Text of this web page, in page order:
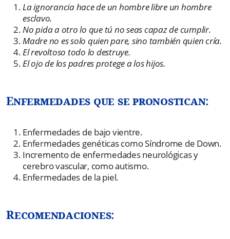
La ignorancia hace de un hombre libre un hombre
esclavo.
No pida a otro lo que tú no seas capaz de cumplir.
Madre no es solo quien pare, sino también quien cría.
El revoltoso todo lo destruye.
El ojo de los padres protege a los hijos.
Enfermedades que se pronostican:
Enfermedades de bajo vientre.
Enfermedades genéticas como Síndrome de Down.
Incremento de enfermedades neurológicas y
cerebro vascular, como autismo.
Enfermedades de la piel.
Recomendaciones: